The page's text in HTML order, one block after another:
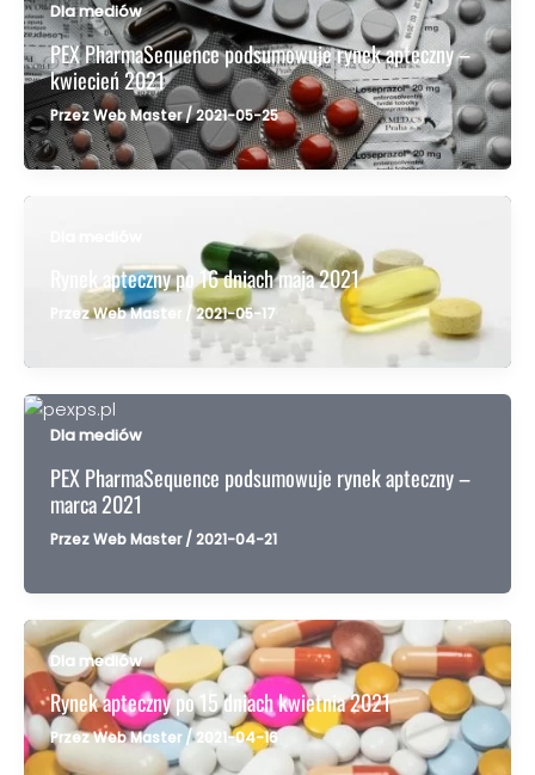
Dla mediów
PEX PharmaSequence podsumowuje rynek apteczny –
kwiecień 2021
PrzezWeb Master/2021-05-25
Rynek apteczny po 16 dniach maja 2021
PrzezWeb Master /2021-05-17
Dla mediów
PEX PharmaSequence podsumowuje rynek apteczny –
marca 2021
PrzezWeb Master/ 2021-04-21
Dla mediów
Rynek apteczny po 15 dniach kwietnia 2021
PrzezWeb Master/2021-04-16